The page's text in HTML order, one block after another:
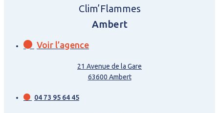
Clim’Flammes
Ambert
Voir l’agence
21 Avenue de la Gare
63600 Ambert
04 73 95 64 45